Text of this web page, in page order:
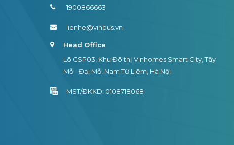
1900866663
lienhe@vinbus.vn
Head Office
Lô GSP03, Khu Đô thị Vinhomes Smart City, Tây
Mỗ - Đại Mỗ, Nam Từ Liêm, Hà Nội
MST/ĐKKD: 0108718068